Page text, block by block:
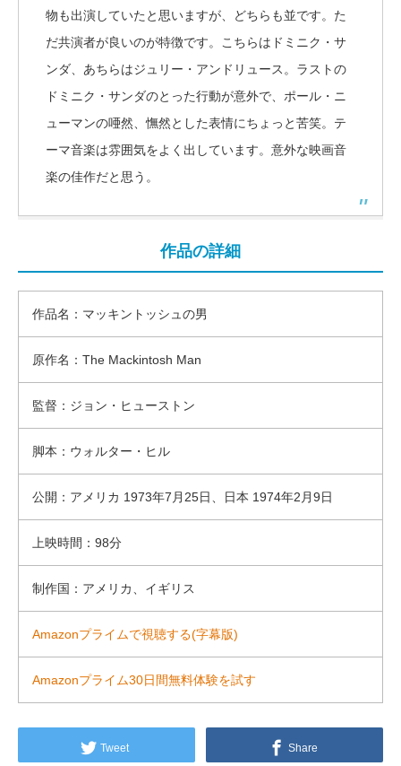
物も出演していたと思いますが、どちらも並です。た
だ共演者が良いのが特徴です。こちらはドミニク・サ
ンダ、あちらはジュリー・アンドリュース。ラストの
ドミニク・サンダのとった行動が意外で、ポール・ニ
ューマンの唖然、憮然とした表情にちょっと苦笑。テ
ーマ音楽は雰囲気をよく出しています。意外な映画音
楽の佳作だと思う。
作品の詳細
作品名：マッキントッシュの男
原作名：The Mackintosh Man
監督：ジョン・ヒューストン
脚本：ウォルター・ヒル
公開：アメリカ 1973年7月25日、日本 1974年2月9日
上映時間：98分
制作国：アメリカ、イギリス
Amazonプライムで視聴する(字幕版)
Amazonプライム30日間無料体験を試す
Tweet Share